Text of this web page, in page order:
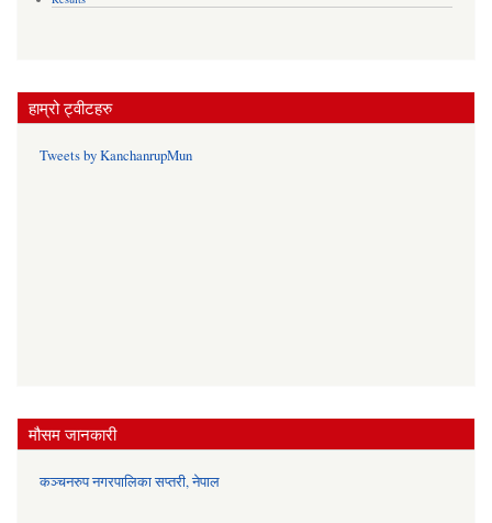
हाम्रो ट्वीटहरु
Tweets by KanchanrupMun
मौसम जानकारी
कञ्चनरुप नगरपालिका सप्तरी, नेपाल